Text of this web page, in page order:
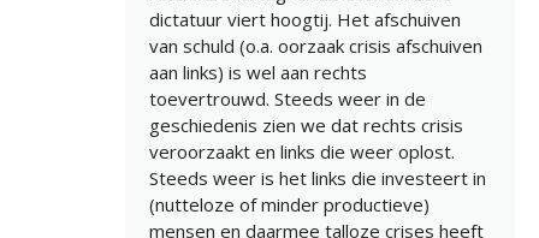
dictatuur viert hoogtij. Het afschuiven
van schuld (o.a. oorzaak crisis afschuiven
aan links) is wel aan rechts
toevertrouwd. Steeds weer in de
geschiedenis zien we dat rechts crisis
veroorzaakt en links die weer oplost.
Steeds weer is het links die investeert in
(nutteloze of minder productieve)
mensen en daarmee talloze crises heeft